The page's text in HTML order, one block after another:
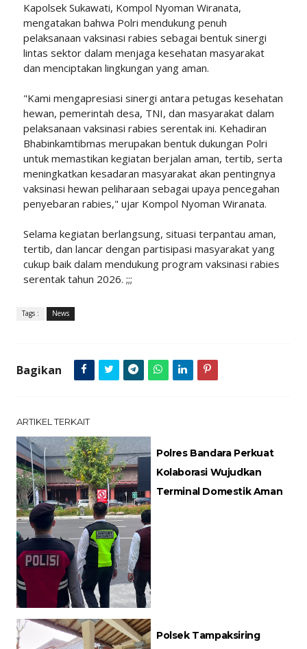
Kapolsek Sukawati, Kompol Nyoman Wiranata,
mengatakan bahwa Polri mendukung penuh
pelaksanaan vaksinasi rabies sebagai bentuk sinergi
lintas sektor dalam menjaga kesehatan masyarakat
dan menciptakan lingkungan yang aman.
"Kami mengapresiasi sinergi antara petugas kesehatan
hewan, pemerintah desa, TNI, dan masyarakat dalam
pelaksanaan vaksinasi rabies serentak ini. Kehadiran
Bhabinkamtibmas merupakan bentuk dukungan Polri
untuk memastikan kegiatan berjalan aman, tertib, serta
meningkatkan kesadaran masyarakat akan pentingnya
vaksinasi hewan peliharaan sebagai upaya pencegahan
penyebaran rabies," ujar Kompol Nyoman Wiranata.
Selama kegiatan berlangsung, situasi terpantau aman,
tertib, dan lancar dengan partisipasi masyarakat yang
cukup baik dalam mendukung program vaksinasi rabies
serentak tahun 2026. ;;;
Tags : News
Bagikan
ARTIKEL TERKAIT
Polres Bandara Perkuat
Kolaborasi Wujudkan
Terminal Domestik Aman
Polsek Tampaksiring